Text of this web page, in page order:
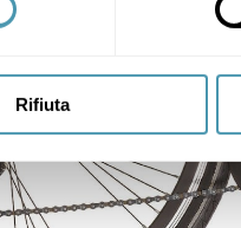
Rifiuta